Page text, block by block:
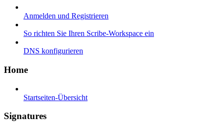
Anmelden und Registrieren
So richten Sie Ihren Scribe-Workspace ein
DNS konfigurieren
Home
Startseiten-Übersicht
Signatures